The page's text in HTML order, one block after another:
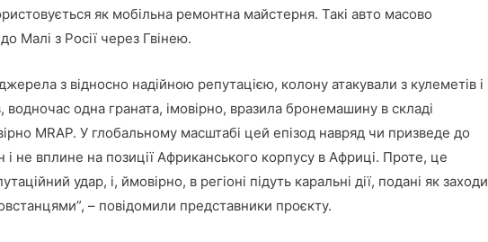
як мобільна ремонтна майстерня. Такі авто масово
Малі з Росії через Гвінею.
з відносно надійною репутацією, колону атакували з кулеметів і
водночас одна граната, імовірно, вразила бронемашину в складі
MRAP. У глобальному масштабі цей епізод навряд чи призведе до
і не вплине на позиції Африканського корпусу в Африці. Проте, це
удар, і, ймовірно, в регіоні підуть каральні дії, подані як заходи
– повідомили представники проєкту.